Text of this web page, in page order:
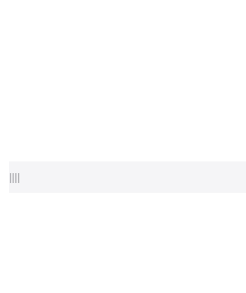
||||